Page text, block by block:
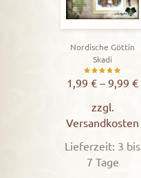
Nordische Göttin
Skadi
Bewertet
mit
5.00
1,99€ –9,99€
zzgl.
Versandkosten
Lieferzeit: 3 bis
7 Tage